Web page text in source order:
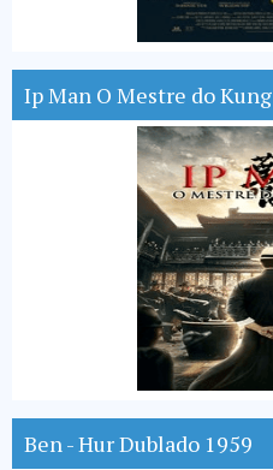
Ip Man O Mestre do
Ben - Hur Dublado 1959